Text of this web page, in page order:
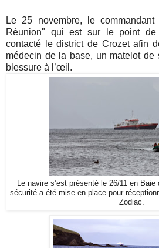
Le 25 novembre, le
Réunion" qui est sur le point de
contacté le district de Crozet afin
médecin de la base, un matelot de
blessure à l’œil.
Le navire s’est présenté le 26/11 en
sécurité a été mise en place pour
Zodiac.